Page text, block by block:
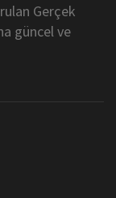
Gerçek
güncel ve